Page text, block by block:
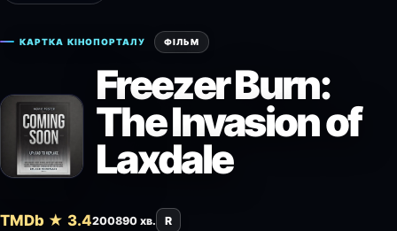
КАРТКА КІНОПОРТАЛУ ФІЛЬМ
Freezer Burn:
The Invasion of
Laxdale
TMDb ★ 3.4200890 хв. R